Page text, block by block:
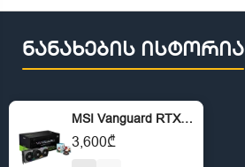
ნანახების ისტორია
MSI Vanguard RTX 5070 TI 16GB
3,600₾